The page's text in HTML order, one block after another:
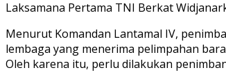
Laksamana Pertama TNI Berkat
Menurut Komandan Lantamal IV,
lembaga yang menerima pelimpahan
Oleh karena itu, perlu dilakukan